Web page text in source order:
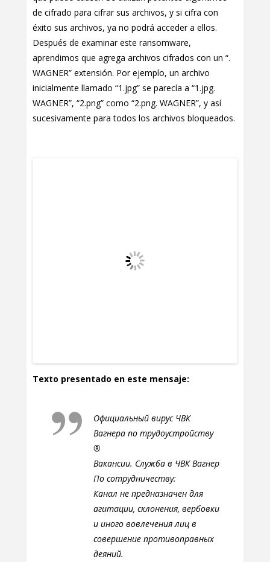
de cifrado para cifrar sus archivos, y si cifra con
éxito sus archivos, ya no podrá acceder a ellos.
Después de examinar este ransomware,
aprendimos que agrega archivos cifrados con un “.
WAGNER” extensión. Por ejemplo, un archivo
inicialmente llamado “1.jpg” se parecía a “1.jpg.
WAGNER”, “2.png” como “2.png. WAGNER”, y así
sucesivamente para todos los archivos bloqueados.
Texto presentado en este mensaje:
Официальный вирус ЧВК
Вагнера по трудоустройству
®️
Вакансии. Служба в ЧВК Вагнер
По сотрудничеству:
Канал не предназначен для
агитации, склонения, вербовки
и иного вовлечения лиц в
совершение противоправных
деяний.